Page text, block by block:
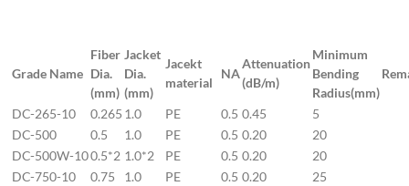
Grade Name
Fiber
Dia.
(mm)
Jacket
Dia.
(mm)
Jacekt
material
NA
Attenuation
(dB/m)
Minimum
Bending
Radius(mm)
DC-265-10 0.265 1.0 PE 0.5 0.45
5
DC-500
0.5 1.0 PE 0.5 0.20
20
DC-500W-100.5*2 1.0*2 PE 0.5 0.20
20
DC-750-10
0.75 1.0 PE 0.5 0.20
25